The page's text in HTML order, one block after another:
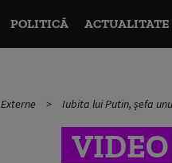
POLITICĂ ACTUALITATE
Externe Iubita lui Putin, șefa
VIDEO